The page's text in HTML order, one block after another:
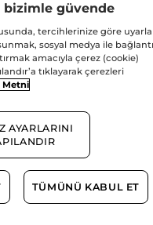
Ücretsiz
Güvenli
güvende
tercihlerinize göre
sosyal medya ile
amacıyla çerez (cookie)
tıklayarak çerezleri
Metni
AYARLARINI
TÜMÜNÜ KABUL ET